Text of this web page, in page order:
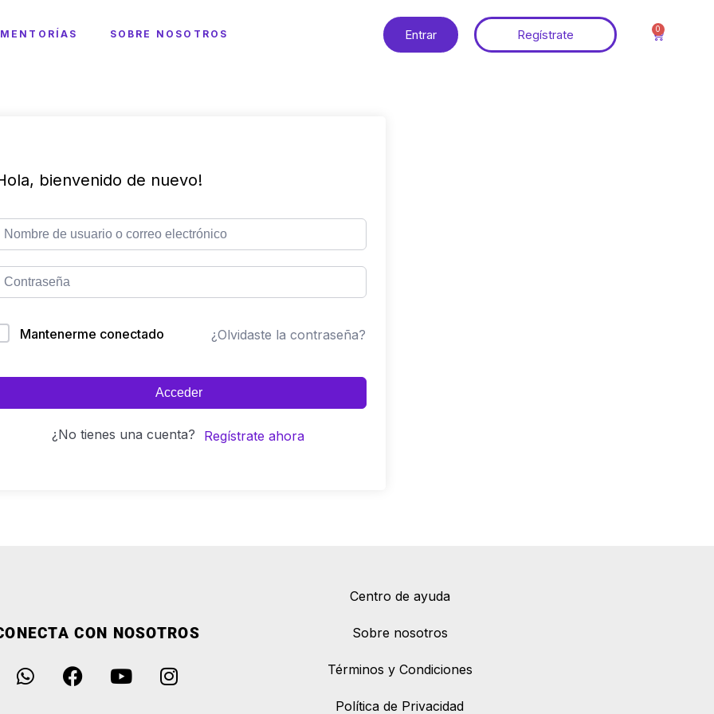
MENTORÍAS SOBRE NOSOTROS Entrar Regístrate 0
bienvenido de nuevo!
Mantenerme conectado ¿Olvidaste la contraseña?
Acceder
¿No tienes una cuenta? Regístrate ahora
CON NOSOTROS
Centro de ayuda
Sobre nosotros
Términos y Condiciones
Política de Privacidad